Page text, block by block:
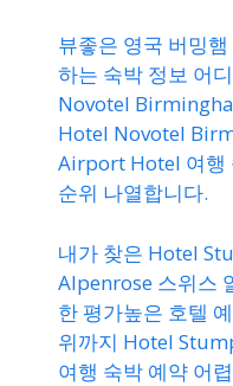
뷰좋은 영국 버밍
하는 숙박 정보 어
Novotel
Hotel Novotel
Airport Hotel 여행
순위 나열합니다.
내가 찾은 Hotel
Alpenrose 스위스
한 평가높은 호텔
위까지 Hotel
여행 숙박 예약 어